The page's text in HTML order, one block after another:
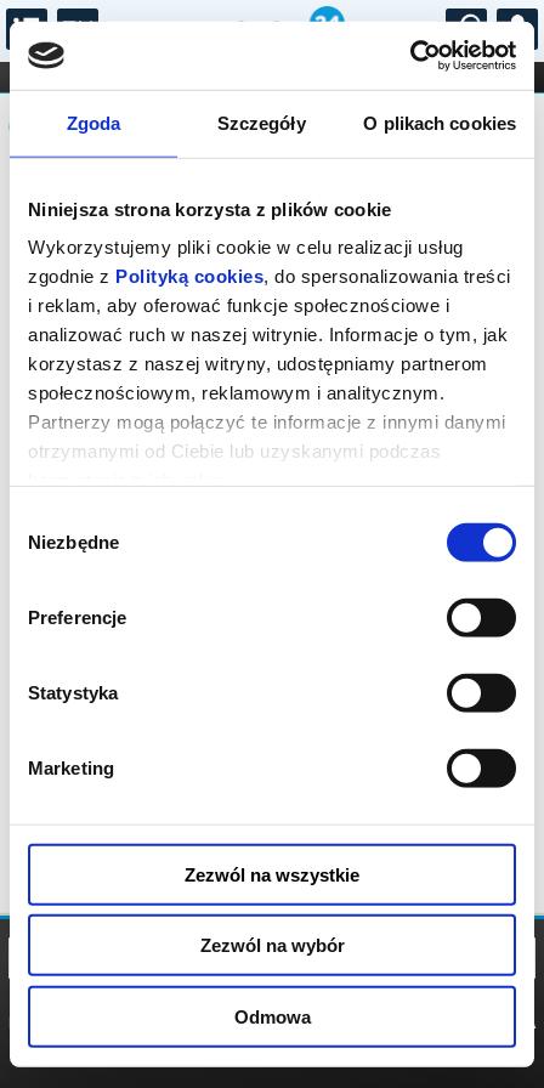
Zgoda Szczegóły O plikach cookies
Niniejsza strona korzysta z plików cookie
Wykorzystujemy pliki cookie w celu realizacji usług
zgodnie z Polityką cookies, do spersonalizowania treści
i reklam, aby oferować funkcje społecznościowe i
analizować ruch w naszej witrynie. Informacje o tym, jak
korzystasz z naszej witryny, udostępniamy partnerom
społecznościowym, reklamowym i analitycznym.
Partnerzy mogą połączyć te informacje z innymi danymi
otrzymanymi od Ciebie lub uzyskanymi podczas
zgody
Niezbędne
Preferencje
Statystyka
Marketing
Zezwól na wszystkie
Zezwól na wybór
Odmowa
...
FILHARMONIA OPERA I BALET
STAND-UP
DLA DZIECI
Komunikat
Sprzedaż biletów on-line na wydarzenie
została zakończona.
POLITYKA
POLITYKA